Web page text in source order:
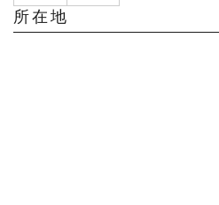
所在地